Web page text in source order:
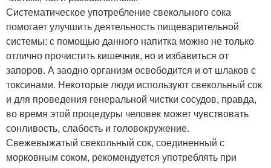
Систематическое употребление свекольного сока
помогает улучшить деятельность пищеварительной
системы: с помощью данного напитка можно не только
отлично прочистить кишечник, но и избавиться от
запоров. А заодно организм освободится и от шлаков с
токсинами. Некоторые люди используют свекольный сок
и для проведения генеральной чистки сосудов, правда,
во время этой процедуры человек может чувствовать
сонливость, слабость и головокружение.
Свежевыжатый свекольный сок, соединенный с
морковным соком, рекомендуется употреблять при